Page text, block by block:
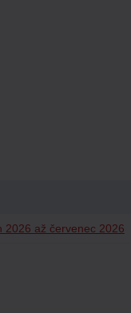
2026 až červenec 2026